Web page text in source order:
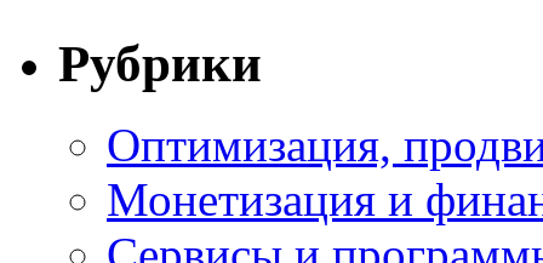
Рубрики
Оптимизация,
Монетизация и